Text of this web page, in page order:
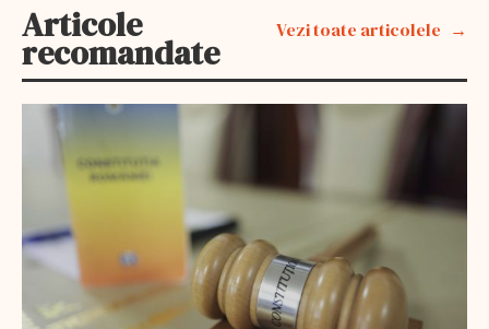
Articole
recomandate
Vezi toate articolele